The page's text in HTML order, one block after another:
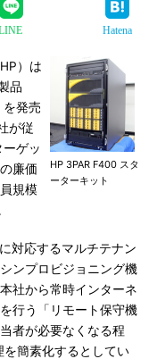
Hatena
HP 3PAR F400 スタ
ーターキット
）は
品
を発売
が従
ゲッ
廉価
規模
対応するマルチテナン
ンプロビジョニング機
社から常時インターネ
行う「リモート保守機
者が必要なくなる程
を簡素化するとしてい